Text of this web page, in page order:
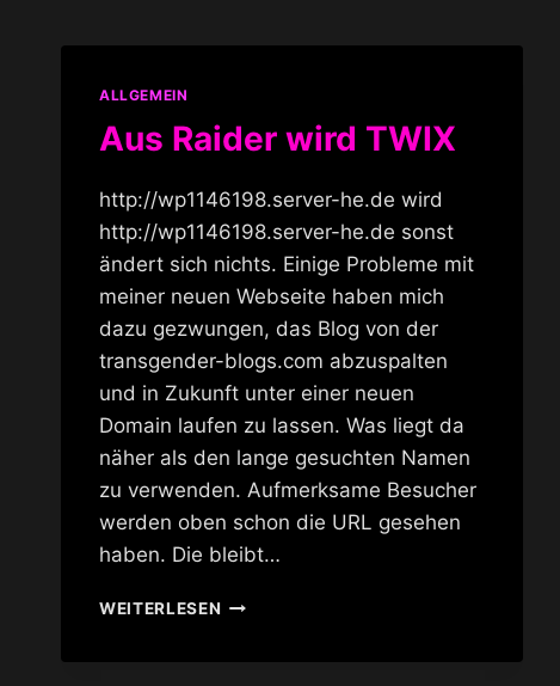
ALLGEMEIN
Aus Raider wird TWIX
http://wp1146198.server-he.de wird
http://wp1146198.server-he.de sonst
ändert sich nichts. Einige Probleme mit
meiner neuen Webseite haben mich
dazu gezwungen, das Blog von der
transgender-blogs.com abzuspalten
und in Zukunft unter einer neuen
Domain laufen zu lassen. Was liegt da
näher als den lange gesuchten Namen
zu verwenden. Aufmerksame Besucher
werden oben schon die URL gesehen
haben. Die bleibt…
WEITERLESENAUS